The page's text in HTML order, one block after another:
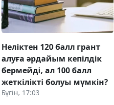
Неліктен 120 балл грант
алуға әрдайым кепілдік
бермейді, ал 100 балл
жеткілікті болуы мүмкін?
Бүгін, 17:03